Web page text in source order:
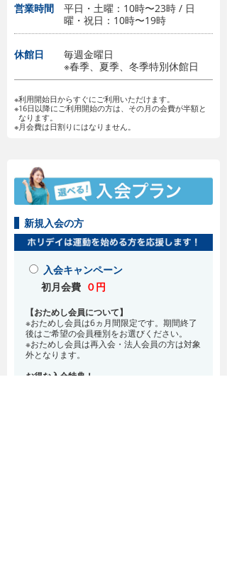
営業時間
平日・土曜：10時〜23時 / 日
曜・祝日：10時〜19時
休館日
毎週金曜日
※春季、夏季、冬季特別休館日
※利用開始日からすぐにご利用いただけます。
※16日以降にご利用開始の方は、その月の会費が半額と
なります。
※月会費は日割りにはなりません。
新規入会の方
入会キャンペーン
初月会費 ０円
【おためし会員について】
※おためし会員は6ヵ月間限定です。期間終了
後はご希望の会員種別をお選びください。
※おためし会員は再入会・法人会員の方は対象
外となります。
お得な入会特典！